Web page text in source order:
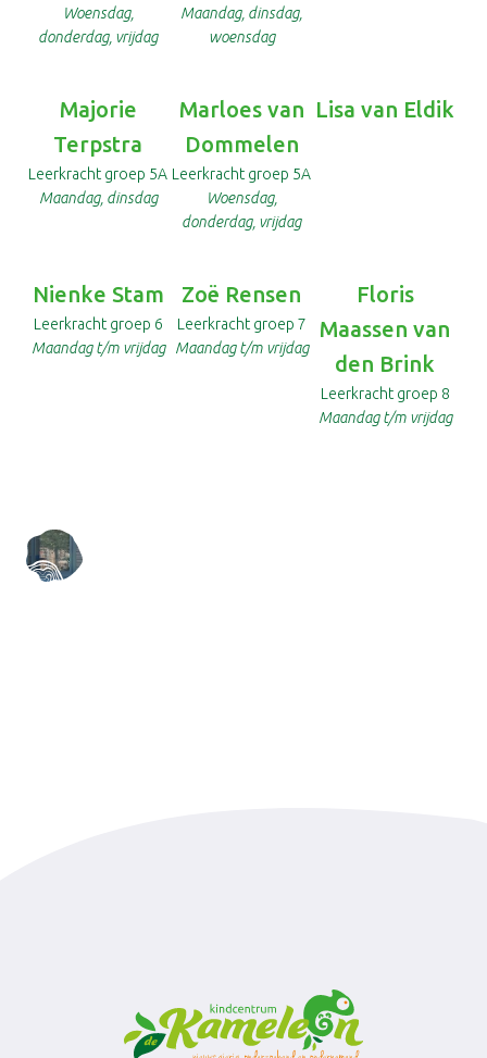
Woensdag,
donderdag, vrijdag
Maandag, dinsdag,
woensdag
Majorie
Terpstra
Leerkracht groep 5A
Maandag, dinsdag
Marloes van
Dommelen
Leerkracht groep 5A
Woensdag,
donderdag, vrijdag
Lisa van Eldik
Nienke Stam
Leerkracht groep 6
Maandag t/m vrijdag
Zoë Rensen
Leerkracht groep 7
Maandag t/m vrijdag
Floris
Maassen van
den Brink
Leerkracht groep 8
Maandag t/m vrijdag